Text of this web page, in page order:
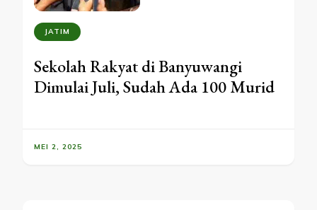
JATIM
Sekolah Rakyat di Banyuwangi
Dimulai Juli, Sudah Ada 100 Murid
MEI 2, 2025